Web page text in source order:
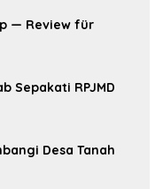
— Review für
Sepakati RPJMD
Desa Tanah